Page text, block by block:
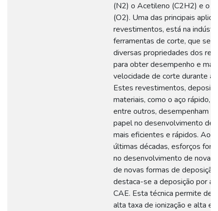
(N2) o Acetileno (C2H2) e o
(O2). Uma das principais
revestimentos, está na
ferramentas de corte, que se
diversas propriedades dos
para obter desempenho e
velocidade de corte durante a
Estes revestimentos,
materiais, como o aço rápido,
entre outros, desempenham
papel no desenvolvimento de
mais eficientes e rápidos. Ao
últimas décadas, esforços
no desenvolvimento de novas
de novas formas de
destaca-se a deposição por
CAE. Esta técnica permite
alta taxa de ionização e alta